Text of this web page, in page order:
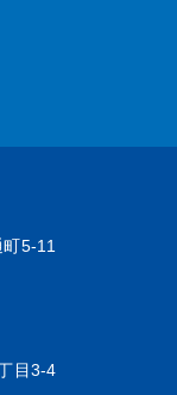
5-11
目3-4